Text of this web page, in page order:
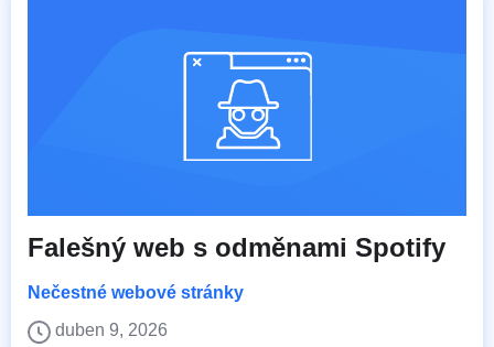
Falešný web s odměnami Spotify
Nečestné webové stránky
duben 9, 2026